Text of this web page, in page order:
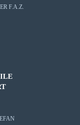
F.A.Z.